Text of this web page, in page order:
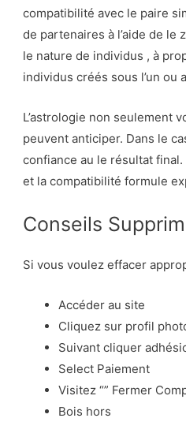
compatibilité avec le paire
de partenaires à l’aide de
le nature de individus , à
individus créés sous l’un
L’astrologie non seulement
peuvent anticiper. Dans le
confiance au le résultat
et la compatibilité formule
Conseils
Si vous voulez effacer
Accéder au site
Cliquez sur profil
Suivant cliquer
Select Paiement
Visitez “” Fermer
Bois hors